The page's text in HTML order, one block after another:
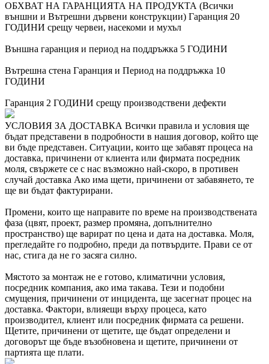
ОБХВАТ НА ГАРАНЦИЯТА НА ПРОДУКТА (Всички
външни и Вътрешни дървени конструкции) Гаранция 20
ГОДИНИ срещу червеи, насекоми и мухъл
Външна гаранция и период на поддръжка 5 ГОДИНИ
Вътрешна стена Гаранция и Период на поддръжка 10
ГОДИНИ
Гаранция 2 ГОДИНИ срещу производствени дефекти
УСЛОВИЯ ЗА ДОСТАВКА Всички правила и условия ще
бъдат представени в подробности в нашия договор, който ще
ви бъде представен. Ситуации, които ще забавят процеса на
доставка, причинени от клиента или фирмата посредник
моля, свържете се с нас възможно най-скоро, в противен
случай доставка Ако има щети, причинени от забавянето, те
ще ви бъдат фактурирани.
Промени, които ще направите по време на производствената
фаза (цвят, проект, размер промяна, допълнително
пространство) ще варират по цена и дата на доставка. Моля,
прегледайте го подробно, преди да потвърдите. Прави се от
нас, стига да не го засяга силно.
Мястото за монтаж не е готово, климатични условия,
посредник компания, ако има такава. Тези и подобни
смущения, причинени от инцидента, ще засегнат процес на
доставка. Фактори, влияещи върху процеса, като
производител, клиент или посредник фирмата са решени.
Щетите, причинени от щетите, ще бъдат определени и
договорът ще бъде възобновена и щетите, причинени от
партията ще плати.